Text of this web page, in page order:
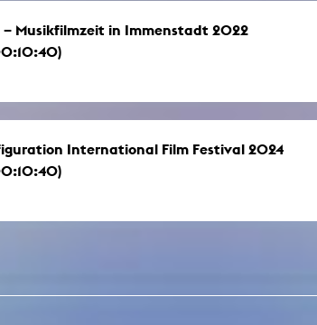
Musikfilmzeit in Immenstadt 2022
International Film Festival 2024